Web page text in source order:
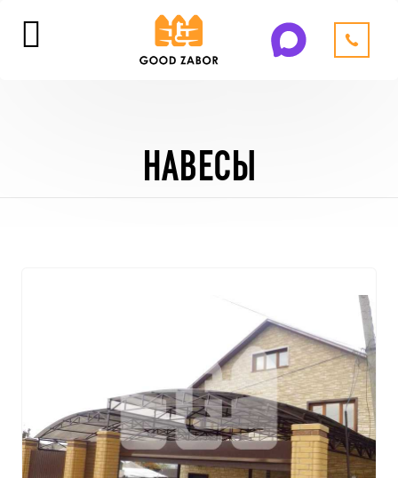
НАВЕСЫ